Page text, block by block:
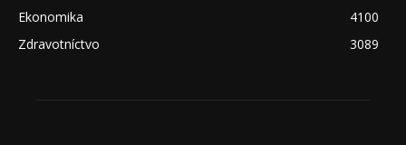
Ekonomika
4100
Zdravotníctvo
3089